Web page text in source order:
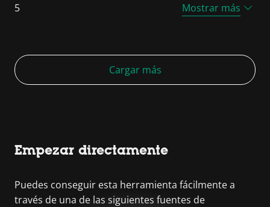
5 Mostrar más
Cargar más
Empezar directamente
Puedes conseguir esta herramienta fácilmente a
través de una de las siguientes fuentes de